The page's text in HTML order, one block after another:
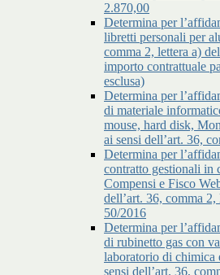
2.870,00
Determina per
libretti personali per
comma 2, lettera a)
importo contrattuale
esclusa)
Determina per
di materiale
mouse, hard disk,
ai sensi dell’art. 36,
Determina per
contratto gestionali in
Compensi e Fisco
dell’art. 36, comma
50/2016
Determina per
di rubinetto gas con
laboratorio di chimica
sensi dell’art. 36,